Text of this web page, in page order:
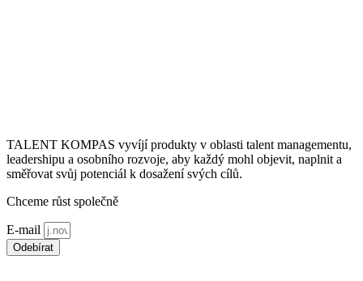
TALENT KOMPAS vyvíjí produkty v oblasti talent managementu,
leadershipu a osobního rozvoje, aby každý mohl objevit, naplnit a
směřovat svůj potenciál k dosažení svých cílů.
Chceme růst společně
E-mail
Odebírat